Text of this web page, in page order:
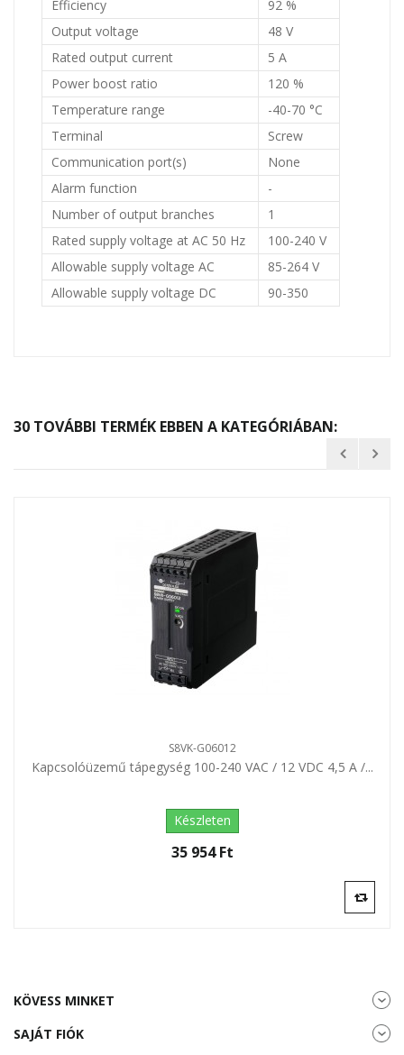
Efficiency
92 %
Output voltage
48 V
Rated output current
5 A
Power boost ratio
120 %
Temperature range
-40-70 °C
Terminal
Screw
Communication port(s)
None
Alarm function
-
Number of output branches
1
Rated supply voltage at AC 50 Hz
100-240 V
Allowable supply voltage AC
85-264 V
Allowable supply voltage DC
90-350
30 TOVÁBBI TERMÉK EBBEN A KATEGÓRIÁBAN:
S8VK-G06012
Kapcsolóüzemű tápegység 100-240 VAC / 12 VDC 4,5 A /...
Készleten
35 954 Ft‎
KÖVESS MINKET
SAJÁT FIÓK